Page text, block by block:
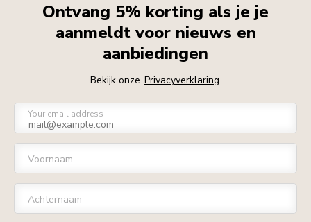
Ontvang 5% korting als je je
aanmeldt voor nieuws en
aanbiedingen
Bekijk onze Privacyverklaring
Your email address
Voornaam
Achternaam